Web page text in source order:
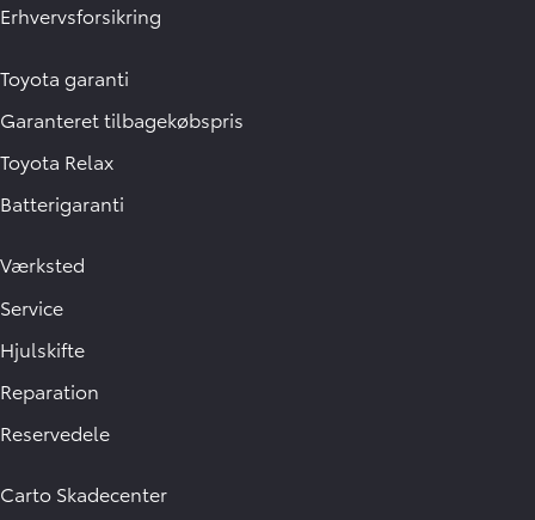
Erhvervsforsikring
Toyota garanti
Garanteret tilbagekøbspris
Toyota Relax
Batterigaranti
Værksted
Service
Hjulskifte
Reparation
Reservedele
Carto Skadecenter